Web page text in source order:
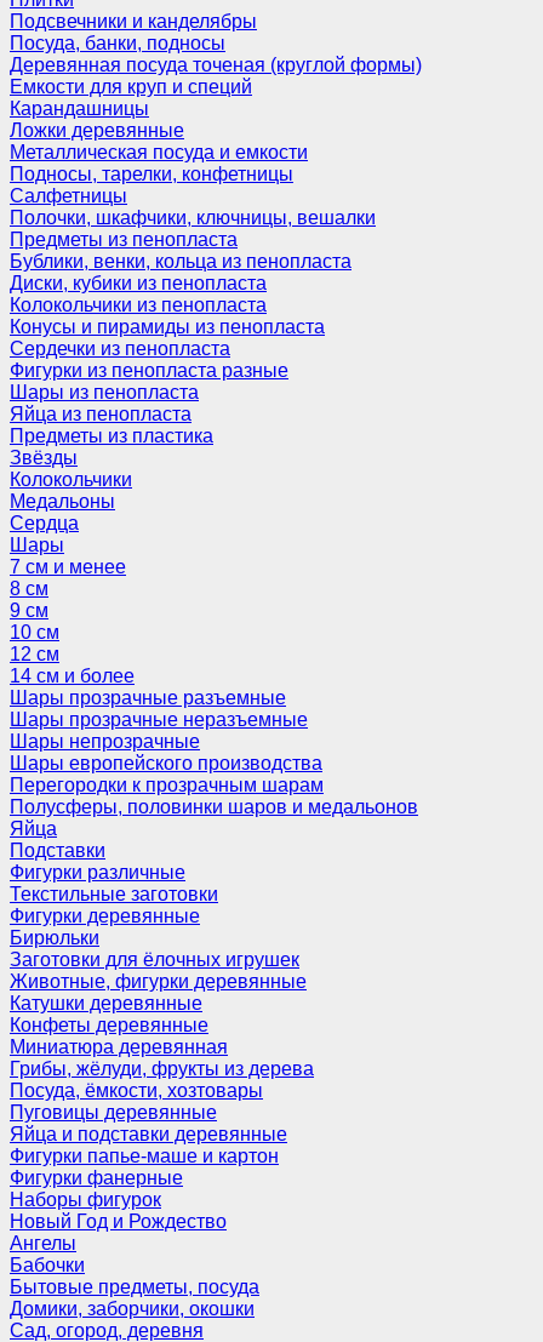
Подсвечники и канделябры
Посуда, банки, подносы
Деревянная посуда точеная (круглой формы)
Емкости для круп и специй
Карандашницы
Ложки деревянные
Металлическая посуда и емкости
Подносы, тарелки, конфетницы
Салфетницы
Полочки, шкафчики, ключницы, вешалки
Предметы из пенопласта
Бублики, венки, кольца из пенопласта
Диски, кубики из пенопласта
Колокольчики из пенопласта
Конусы и пирамиды из пенопласта
Сердечки из пенопласта
Фигурки из пенопласта разные
Шары из пенопласта
Яйца из пенопласта
Предметы из пластика
Звёзды
Колокольчики
Медальоны
Сердца
Шары
7 см и менее
8 см
9 см
10 см
12 см
14 см и более
Шары прозрачные разъемные
Шары прозрачные неразъемные
Шары непрозрачные
Шары европейского производства
Перегородки к прозрачным шарам
Полусферы, половинки шаров и медальонов
Яйца
Подставки
Фигурки различные
Текстильные заготовки
Фигурки деревянные
Бирюльки
Заготовки для ёлочных игрушек
Животные, фигурки деревянные
Катушки деревянные
Конфеты деревянные
Миниатюра деревянная
Грибы, жёлуди, фрукты из дерева
Посуда, ёмкости, хозтовары
Пуговицы деревянные
Яйца и подставки деревянные
Фигурки папье-маше и картон
Фигурки фанерные
Наборы фигурок
Новый Год и Рождество
Ангелы
Бабочки
Бытовые предметы, посуда
Домики, заборчики, окошки
Сад, огород, деревня